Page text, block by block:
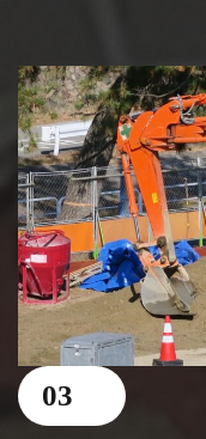
03